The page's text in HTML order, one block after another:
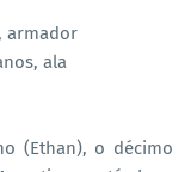
armador
ala
(Ethan), o décimo